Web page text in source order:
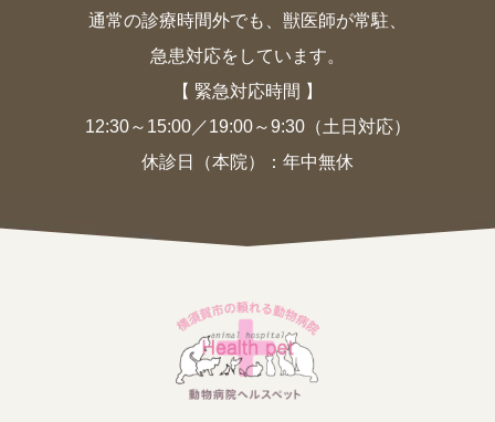
通常の診療時間外でも、獣医師が常駐、
急患対応をしています。
【 緊急対応時間 】
12:30～15:00／19:00～9:30（土日対応）
休診日（本院）：年中無休